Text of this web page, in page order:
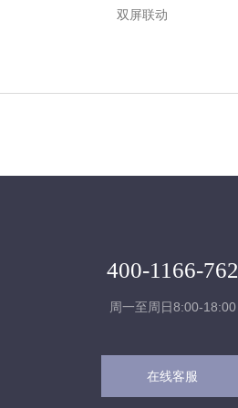
双屏联动
400-1166-762
周一至周日8:00-18:00
在线客服